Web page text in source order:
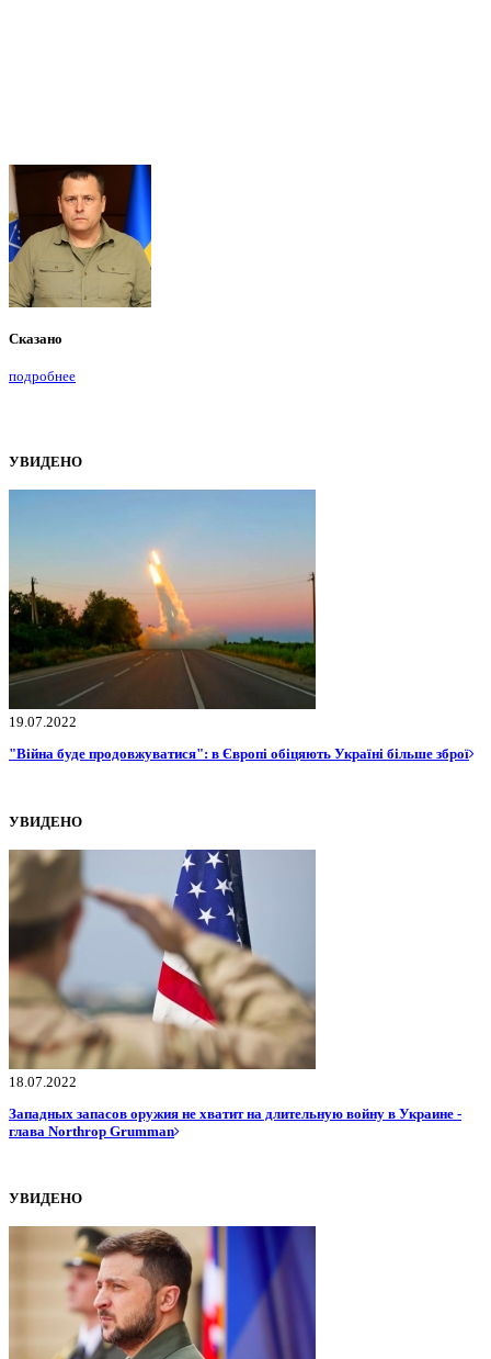
Сказано
подробнее
УВИДЕНО
19.07.2022
"Війна буде продовжуватися": в Європі обіцяють Україні більше зброї
УВИДЕНО
18.07.2022
Западных запасов оружия не хватит на длительную войну в Украине -
глава Northrop Grumman
УВИДЕНО